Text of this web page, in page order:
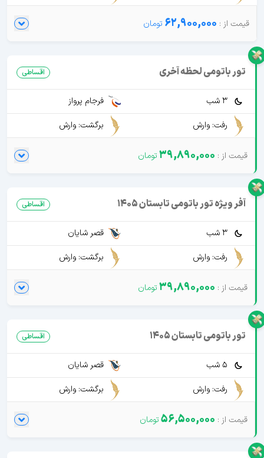
62,900,000
تور باتومی لحظه آخری اقساطی
3 شب
فرجام پرواز
رفت: وارش
برگشت: وارش
39,890,000
آفر ویژه تور باتومی تابستان 1405 اقساطی
3 شب
قصر شایان
رفت: وارش
برگشت: وارش
39,890,000
تور باتومی تابستان 1405 اقساطی
5 شب
قصر شایان
رفت: وارش
برگشت: وارش
56,500,000